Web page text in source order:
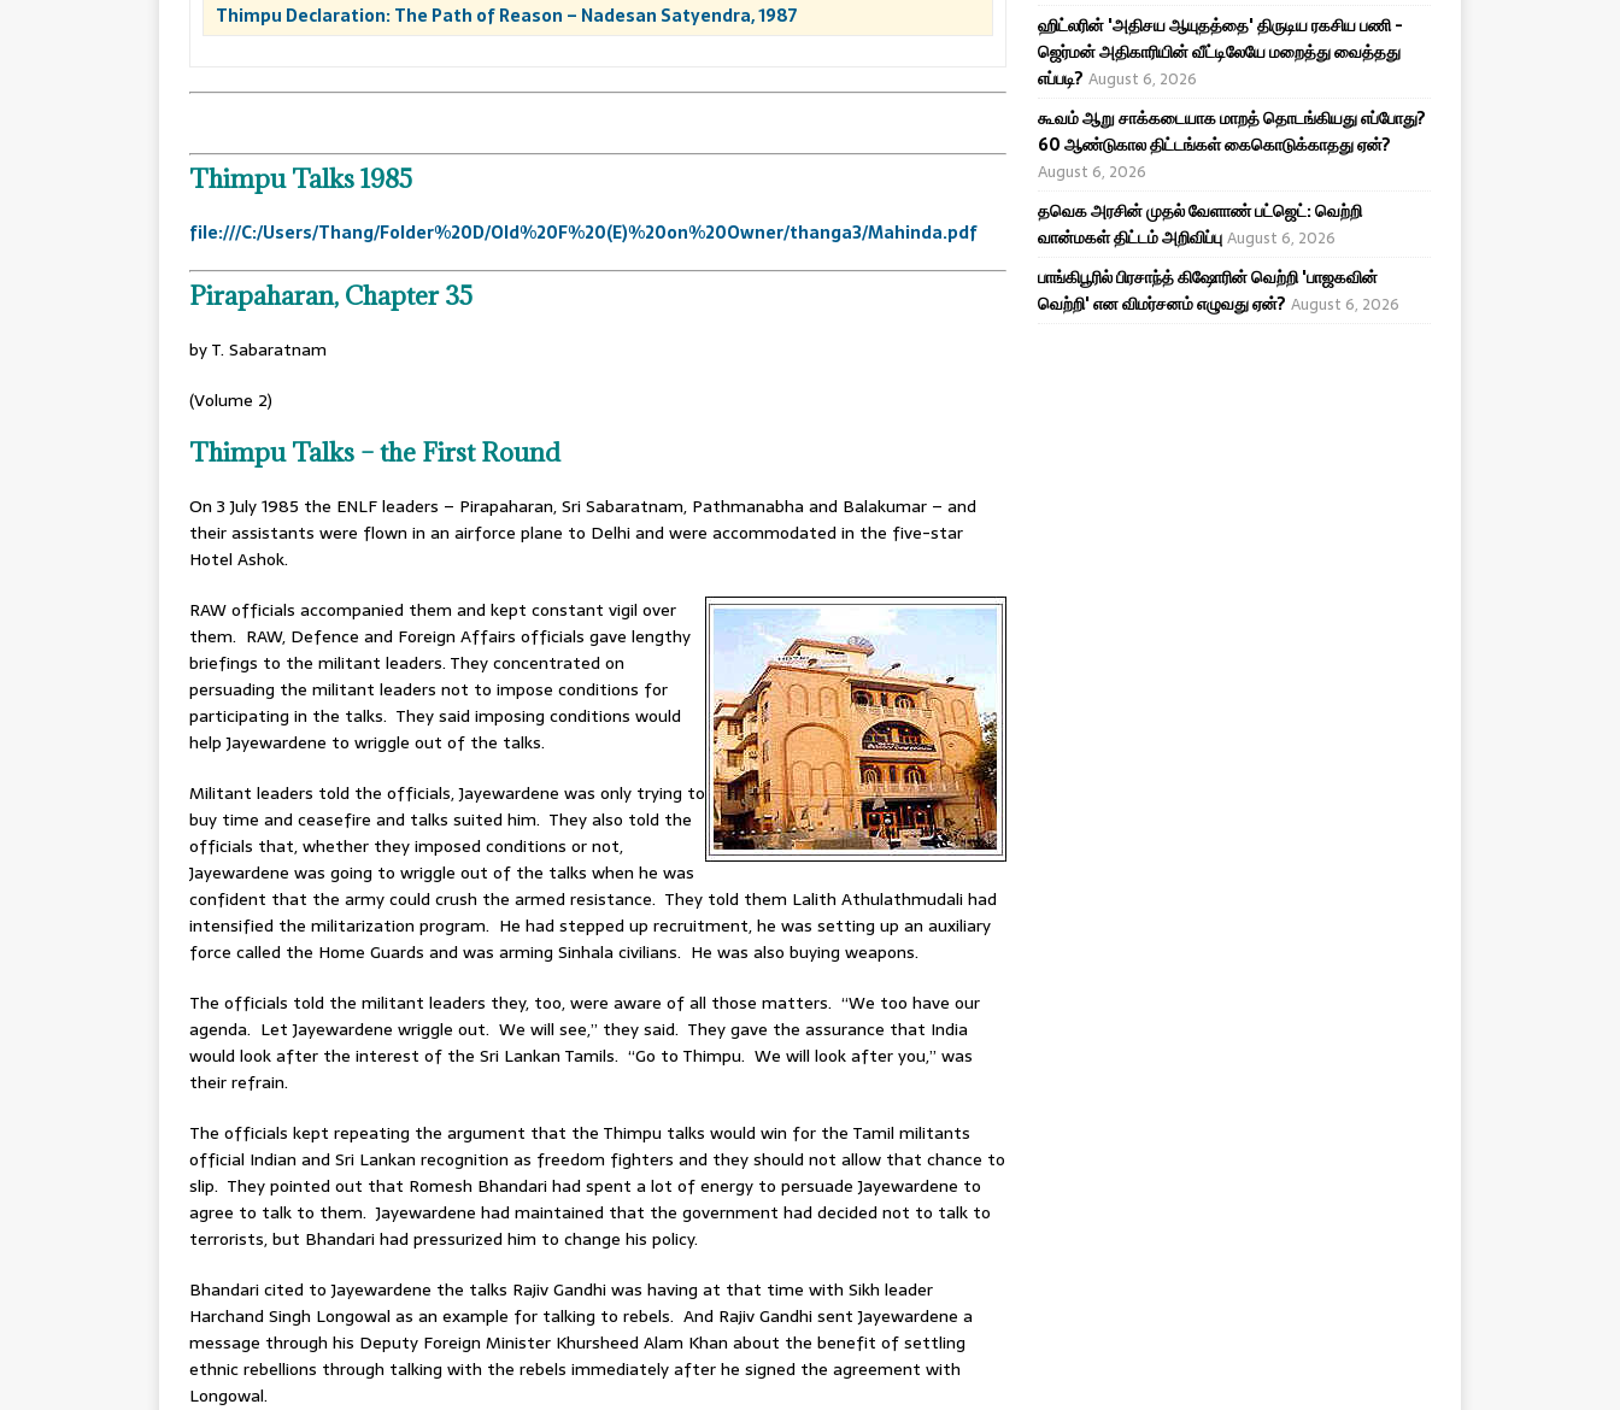
Thimpu Declaration: The Path of Reason – Nadesan Satyendra, 1987
Thimpu Talks 1985
file:///C:/Users/Thang/Folder%20D/Old%20F%20(E)%20on%20Owner/thanga3/Mahinda.pdf
Pirapaharan, Chapter 35
by T. Sabaratnam
(Volume 2)
Thimpu Talks – the First Round
On 3 July 1985 the ENLF leaders – Pirapaharan, Sri Sabaratnam, Pathmanabha and Balakumar – and
their assistants were flown in an airforce plane to Delhi and were accommodated in the five-star
Hotel Ashok.
RAW officials accompanied them and kept constant vigil over
them. RAW, Defence and Foreign Affairs officials gave lengthy
briefings to the militant leaders. They concentrated on
persuading the militant leaders not to impose conditions for
participating in the talks. They said imposing conditions would
help Jayewardene to wriggle out of the talks.
Militant leaders told the officials, Jayewardene was only trying to
buy time and ceasefire and talks suited him. They also told the
officials that, whether they imposed conditions or not,
Jayewardene was going to wriggle out of the talks when he was
confident that the army could crush the armed resistance. They told them Lalith Athulathmudali had
intensified the militarization program. He had stepped up recruitment, he was setting up an auxiliary
force called the Home Guards and was arming Sinhala civilians. He was also buying weapons.
The officials told the militant leaders they, too, were aware of all those matters. “We too have our
agenda. Let Jayewardene wriggle out. We will see,” they said. They gave the assurance that India
would look after the interest of the Sri Lankan Tamils. “Go to Thimpu. We will look after you,” was
their refrain.
The officials kept repeating the argument that the Thimpu talks would win for the Tamil militants
official Indian and Sri Lankan recognition as freedom fighters and they should not allow that chance to
slip. They pointed out that Romesh Bhandari had spent a lot of energy to persuade Jayewardene to
agree to talk to them. Jayewardene had maintained that the government had decided not to talk to
terrorists, but Bhandari had pressurized him to change his policy.
Bhandari cited to Jayewardene the talks Rajiv Gandhi was having at that time with Sikh leader
Harchand Singh Longowal as an example for talking to rebels. And Rajiv Gandhi sent Jayewardene a
message through his Deputy Foreign Minister Khursheed Alam Khan about the benefit of settling
ethnic rebellions through talking with the rebels immediately after he signed the agreement with
Longowal.
ஹிட்லரின் 'அதிசய ஆயுதத்தை' திருடிய ரகசிய பணி -
ஜெர்மன் அதிகாரியின் வீட்டிலேயே மறைத்து வைத்தது
எப்படி? August 6, 2026
கூவம் ஆறு சாக்கடையாக மாறத் தொடங்கியது எப்போது?
60 ஆண்டுகால திட்டங்கள் கைகொடுக்காதது ஏன்?
August 6, 2026
தவெக அரசின் முதல் வேளாண் பட்ஜெட்: வெற்றி
வான்மகள் திட்டம் அறிவிப்பு August 6, 2026
பாங்கிபூரில் பிரசாந்த் கிஷோரின் வெற்றி 'பாஜகவின்
வெற்றி' என விமர்சனம் எழுவது ஏன்? August 6, 2026